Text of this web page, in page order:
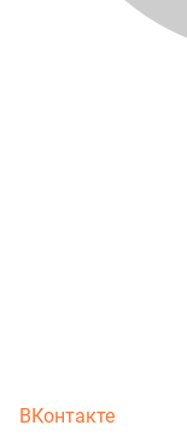
ВКонтакте